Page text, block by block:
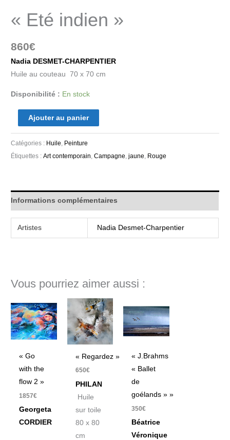
« Eté indien »
860€
Nadia DESMET-CHARPENTIER
Huile au couteau 70 x 70 cm
Disponibilité : En stock
Ajouter au panier
Catégories : Huile Peinture
Étiquettes :Art contemporain ,Campagne ,jaune Rouge
Informations complémentaires
Artistes Nadia Desmet-Charpentier
Vous pourriez aimer aussi :
« Go
with the
flow 2 »
1857€
Georgeta
CORDIER
« Regardez »
650€
PHILAN
Huile
sur toile
80 x 80
cm
« J.Brahms
« Ballet
de
goélands » »
350€
Béatrice
Véronique